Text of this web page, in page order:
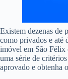
Existem dezenas de
como privados e até
imóvel em São Félix
uma série de
aprovado e obtenha o